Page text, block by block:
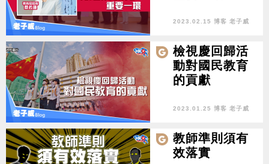
2023.02.15 博客 老子威
檢視慶回歸活
動對國民教育
的貢獻
2023.01.25 博客 老子威
教師準則須有
效落實